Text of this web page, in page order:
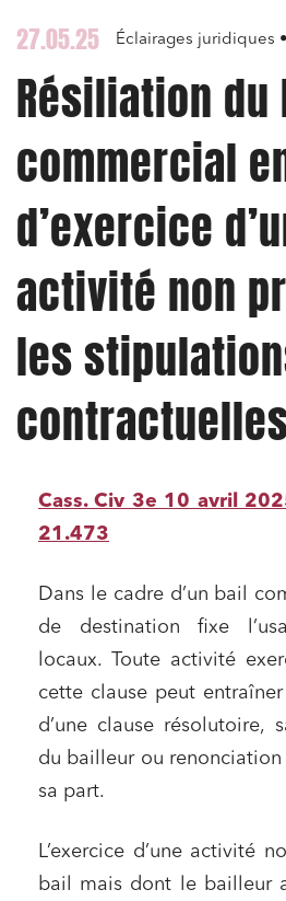
27.05.25 Éclairages juridiques
Résiliation du
commercial
d’exercice
activité non
les
Cass. Civ 3e 10 avril
21.473
Dans le cadre d’un bail
de destination fixe
locaux. Toute activité
cette clause peut
d’une clause résolutoire,
du bailleur ou
sa part.
L’exercice d’une activité
bail mais dont le bailleur